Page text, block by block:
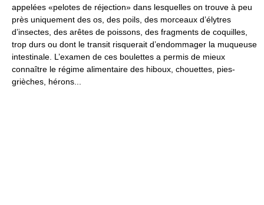
appelées «pelotes de réjection» dans lesquelles on trouve à peu
près uniquement des os, des poils, des morceaux d’élytres
d’insectes, des arêtes de poissons, des fragments de coquilles,
trop durs ou dont le transit risquerait d’endommager la muqueuse
intestinale. L’examen de ces boulettes a permis de mieux
connaître le régime alimentaire des hiboux, chouettes, pies-
grièches, hérons...